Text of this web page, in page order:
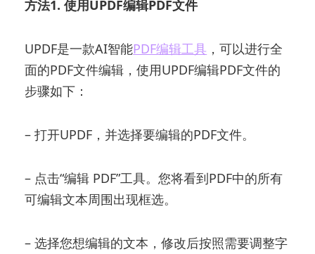
方法1. 使用UPDF编辑PDF文件
UPDF是一款AI智能PDF编辑工具 ，可以进行全
面的PDF文件编辑，使用UPDF编辑PDF文件的
步骤如下：
– 打开UPDF，并选择要编辑的PDF文件。
– 点击“编辑 PDF”工具。您将看到PDF中的所有
可编辑文本周围出现框选。
– 选择您想编辑的文本，修改后按照需要调整字